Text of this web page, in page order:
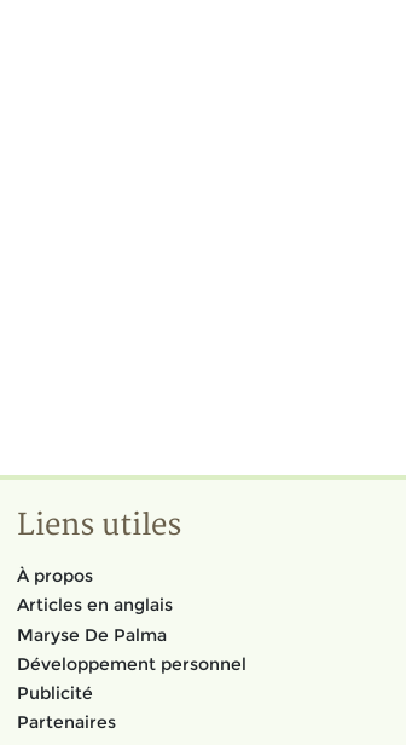
Liens utiles
À propos
Articles en anglais
Maryse De Palma
Développement personnel
Publicité
Partenaires